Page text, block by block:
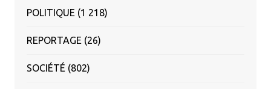
POLITIQUE (1 218)
REPORTAGE (26)
SOCIÉTÉ (802)